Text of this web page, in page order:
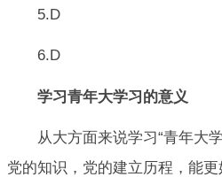
5.D
6.D
学习青年大学习的意义
从大方面来说学习“青年大
党的知识，党的建立历程，能